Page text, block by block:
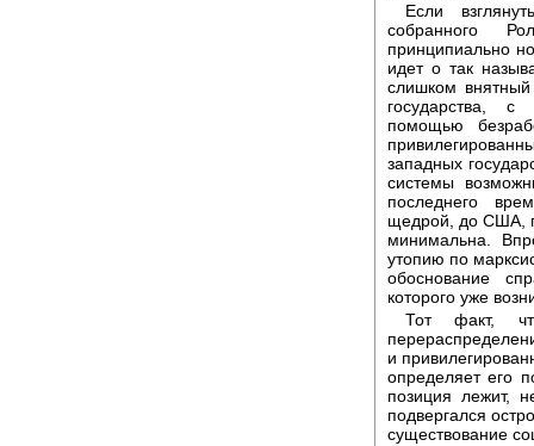
Если
собранного
принципиально
идет о так
слишком
государства, с
помощью
западных
системы
последнего
щедрой, до США,
минимальна.
утопию по
обоснование
которого уже
Тот факт,
и
определяет его
позиция лежит,
подвергался
существование